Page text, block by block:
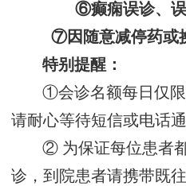
⑥癫痫误诊、
⑦因随意减停药或
特别提醒：
①会诊名额每日仅限
请耐心等待短信或电话通
② 为保证每位患者
诊，到院患者请携带既